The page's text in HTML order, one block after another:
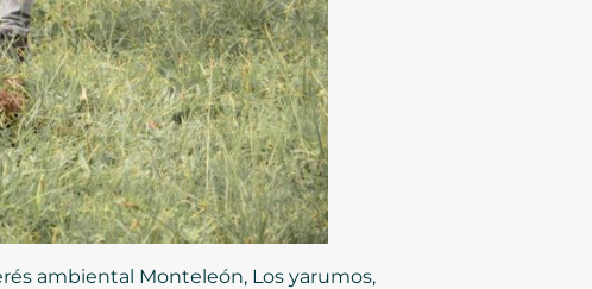
ambiental Monteleón, Los yarumos,